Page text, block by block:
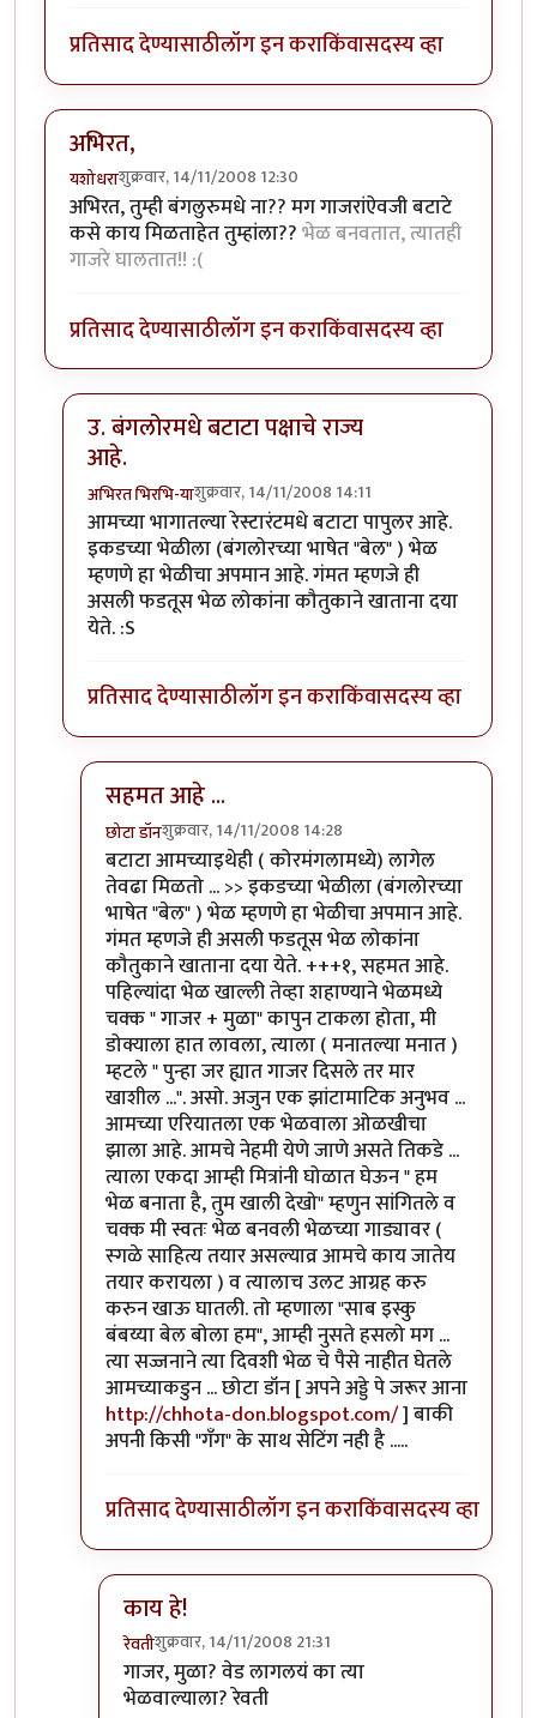
प्रतिसाद देण्यासाठीलॉग इन कराकिंवासदस्य व्हा
अभिरत,
यशोधराशुक्रवार, 14/11/2008 12:30
अभिरत, तुम्ही बंगलुरुमधे ना?? मग गाजरांऐवजी बटाटे
कसे काय मिळताहेत तुम्हांला??भेळ बनवतात, त्यातही
गाजरे घालतात!! :(
प्रतिसाद देण्यासाठीलॉग इन कराकिंवासदस्य व्हा
उ. बंगलोरमधे बटाटा पक्षाचे राज्य
आहे.
अभिरत भिरभि-याशुक्रवार, 14/11/2008 14:11
In reply toअभिरत,byयशोधरा
आमच्या भागातल्या रेस्टारंटमधे बटाटा पापुलर आहे.
इकडच्या भेळीला (बंगलोरच्या भाषेत "बेल" ) भेळ
म्हणणे हा भेळीचा अपमान आहे. गंमत म्हणजे ही
असली फडतूस भेळ लोकांना कौतुकाने खाताना दया
येते. :S
प्रतिसाद देण्यासाठीलॉग इन कराकिंवासदस्य व्हा
सहमत आहे ...
छोटा डॉनशुक्रवार, 14/11/2008 14:28
In reply toउ. बंगलोरमधे बटाटा पक्षाचे राज्य आहे.
बटाटा आमच्याइथेही ( कोरमंगलामध्ये) लागेल
तेवढा मिळतो ... >> इकडच्या भेळीला (बंगलोरच्या
भाषेत "बेल" ) भेळ म्हणणे हा भेळीचा अपमान आहे.
गंमत म्हणजे ही असली फडतूस भेळ लोकांना
कौतुकाने खाताना दया येते. +++१, सहमत आहे.
पहिल्यांदा भेळ खाल्ली तेव्हा शहाण्याने भेळमध्ये
चक्क " गाजर + मुळा" कापुन टाकला होता, मी
डोक्याला हात लावला, त्याला ( मनातल्या मनात )
म्हटले " पुन्हा जर ह्यात गाजर दिसले तर मार
खाशील ...". असो. अजुन एक झांटामाटिक अनुभव ...
आमच्या एरियातला एक भेळवाला ओळखीचा
झाला आहे. आमचे नेहमी येणे जाणे असते तिकडे ...
त्याला एकदा आम्ही मित्रांनी घोळात घेऊन " हम
भेळ बनाता है, तुम खाली देखो" म्हणुन सांगितले व
चक्क मी स्वतः भेळ बनवली भेळच्या गाड्यावर (
स्गळे साहित्य तयार असल्याव्र आमचे काय जातेय
तयार करायला ) व त्यालाच उलट आग्रह करु
करुन खाऊ घातली. तो म्हणाला "साब इस्कु
बंबय्या बेल बोला हम", आम्ही नुसते हसलो मग ...
त्या सज्जनाने त्या दिवशी भेळ चे पैसे नाहीत घेतले
आमच्याकडुन ... छोटा डॉन [ अपने अड्डे पे जरूर आना
http://chhota-don.blogspot.com/] बाकी
अपनी किसी "गँग" के साथ सेटिंग नही है .....
प्रतिसाद देण्यासाठीलॉग इन कराकिंवासदस्य व्हा
काय हे!
रेवतीशुक्रवार, 14/11/2008 21:31
In reply toसहमत आहे ...byछोटा डॉन
गाजर, मुळा? वेड लागलयं का त्या
भेळवाल्याला? रेवती